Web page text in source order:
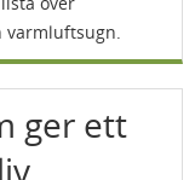
varmluftsugn.
ger ett